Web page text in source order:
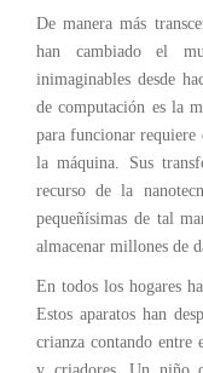
De manera más
han cambiado el
inimaginables desde
de computación es la
para funcionar requiere
la máquina. Sus
recurso de la
pequeñísimas de tal
almacenar millones de
En todos los hogares
Estos aparatos han
crianza contando entre